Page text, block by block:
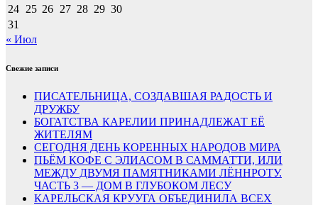
24 25 26 27 28 29 30
31
« Июл
Свежие записи
ПИСАТЕЛЬНИЦА, СОЗДАВШАЯ РАДОСТЬ И
ДРУЖБУ
БОГАТСТВА КАРЕЛИИ ПРИНАДЛЕЖАТ ЕЁ
ЖИТЕЛЯМ
СЕГОДНЯ ДЕНЬ КОРЕННЫХ НАРОДОВ МИРА
ПЬЁМ КОФЕ С ЭЛИАСОМ В САММАТТИ, ИЛИ
МЕЖДУ ДВУМЯ ПАМЯТНИКАМИ ЛЁННРОТУ.
ЧАСТЬ 3 — ДОМ В ГЛУБОКОМ ЛЕСУ
КАРЕЛЬСКАЯ КРУУГА ОБЪЕДИНИЛА ВСЕХ